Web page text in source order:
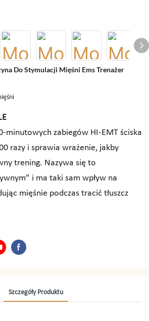
Do Stymulacji Mięśni Ems Trenażer
minutowych zabiegów HI-EMT ściska
razy i sprawia wrażenie, jakby
trening. Nazywa się to
i ma taki sam wpływ na
mięśnie podczas tracić tłuszcz
Szczegóły Produktu